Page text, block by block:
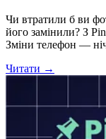
Чи втратили б ви
його замінили? З
Зміни телефон —
Читати →